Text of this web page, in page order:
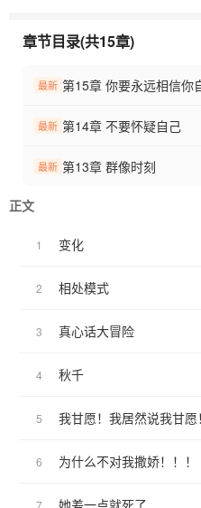
章节目录(共15章)
最新 第15章 你要永远相信你
最新 第14章 不要怀疑自己
最新 第13章 群像时刻
正文
1 变化
2 相处模式
3 真心话大冒险
4 秋千
5 我甘愿！我居然说我甘愿！
6 为什么不对我撒娇！！！
7 她差一点就死了